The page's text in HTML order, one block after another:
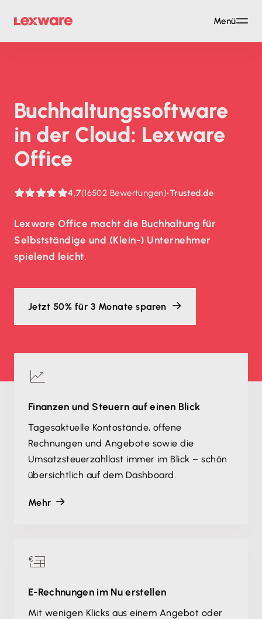
Buch­haltungs­soft­ware
in der Cloud: Lexware
Office
4,7(16502 Bewertungen)•Trusted.de
Lexware Office macht die Buchhaltung für
Selbstständige und (Klein-) Unternehmer
spielend leicht.
Jetzt 50% für 3 Monate sparen
Finanzen und Steuern auf einen Blick
Tagesaktuelle Kontostände, offene
Rechnungen und Angebote sowie die
Umsatzsteuerzahllast immer im Blick – schön
übersichtlich auf dem Dashboard.
Mehr
E-Rechnungen im Nu erstellen
Mit wenigen Klicks aus einem Angebot oder
Menü